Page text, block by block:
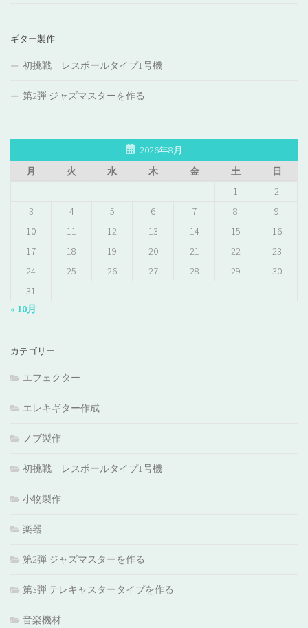
ギター製作
初挑戦 レスポールタイプ1号機
第2弾 ジャズマスターを作る
2026年8月
月
火 水 木 金 土
日
1
2
3
4 5 6 7 8
9
10
11 12 13 14 15
16
17
18 19 20 21 22
23
24
25 26 27 28 29
30
31
« 10月
カテゴリー
エフェクター
エレキギター作成
ノブ製作
初挑戦 レスポールタイプ1号機
小物製作
楽器
第2弾 ジャズマスターを作る
第3弾 テレキャスタータイプを作る
音楽機材